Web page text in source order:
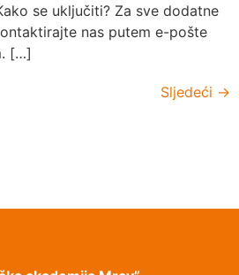
se uključiti? Za sve dodatne
nas putem e-pošte
[…]
Sljedeći →